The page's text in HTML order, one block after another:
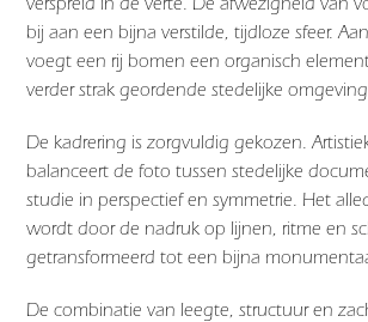
bij aan een bijna verstilde, tijdloze sfeer.
voegt een rij bomen een organisch
verder strak geordende stedelijke omgeving.
De kadrering is zorgvuldig gekozen.
balanceert de foto tussen stedelijke
studie in perspectief en symmetrie. Het
wordt door de nadruk op lijnen, ritme en
getransformeerd tot een bijna
De combinatie van leegte, structuur en